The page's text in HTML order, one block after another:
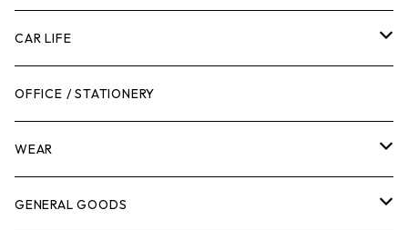
工具箱
作業台
脚立
ケミカル
日用品
ボディケア
ガーデンツール
ガーデンチェア
キャビネット・ツールハンガー
冬季用品
スツール
バンジーバンド
ストレージボックス
クーラーボックス
CAR LIFE
メンテナンスグッズ
車内グッズ
車外グッズ
OFFICE / STATIONERY
WEAR
トップス
GENERAL GOODS